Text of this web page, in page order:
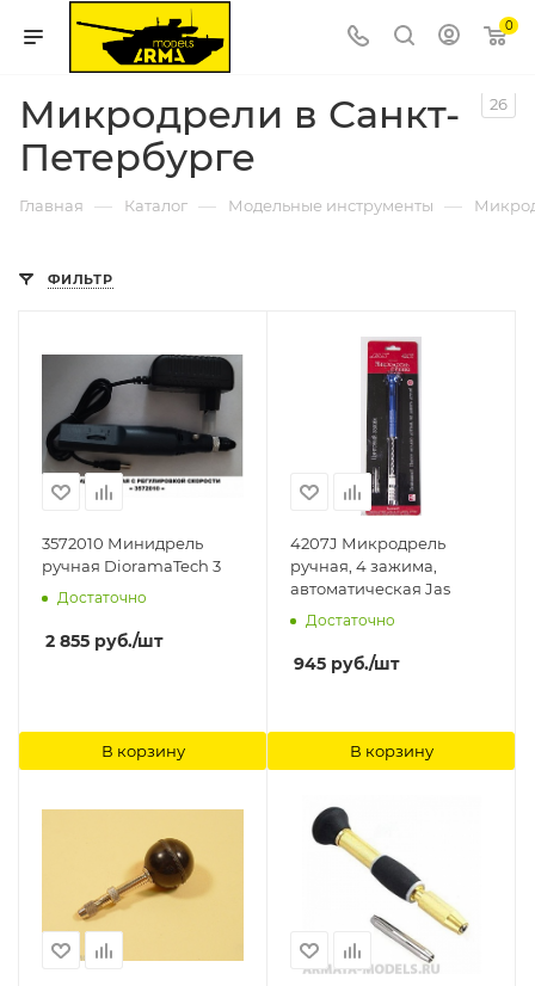
0
Микродрели в Санкт-
Петербурге
26
Главная — Каталог — Модельные инструменты —
ФИЛЬТР
3572010 Минидрель
ручная DioramaTech 3
Достаточно
2 855 руб./шт
В корзину
4207J Микродрель
ручная, 4 зажима,
автоматическая Jas
Достаточно
945 руб./шт
В корзину